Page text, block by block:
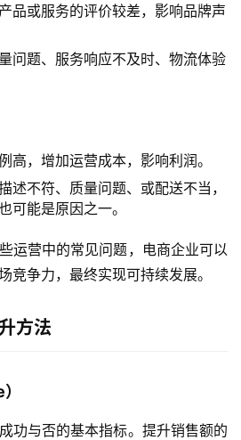
品或服务的评价较差，影响品牌声
问题、服务响应不及时、物流体验
高，增加运营成本，影响利润。
述不符、质量问题、或配送不当，
可能是原因之一。
运营中的常见问题，电商企业可以
竞争力，最终实现可持续发展。
方法
功与否的基本指标。提升销售额的